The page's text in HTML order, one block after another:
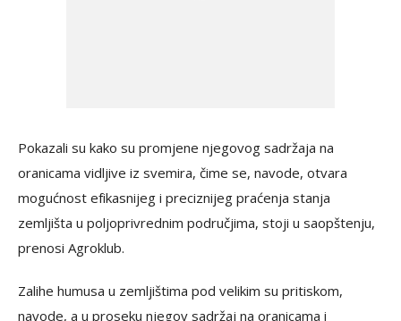
Pokazali su kako su promjene njegovog sadržaja na
oranicama vidljive iz svemira, čime se, navode, otvara
mogućnost efikasnijeg i preciznijeg praćenja stanja
zemljišta u poljoprivrednim područjima, stoji u saopštenju,
prenosi Agroklub.
Zalihe humusa u zemljištima pod velikim su pritiskom,
navode, a u proseku njegov sadržaj na oranicama i